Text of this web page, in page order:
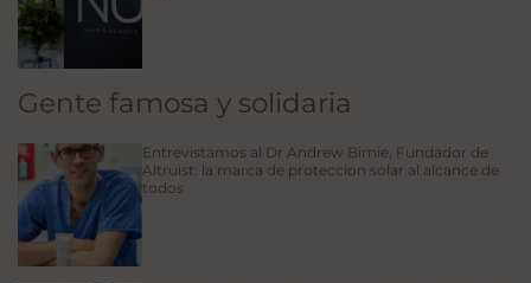
Gente famosa y solidaria
Entrevistamos al Dr Andrew Birnie, Fundador de
Altruist: la marca de protección solar al alcance de
todos